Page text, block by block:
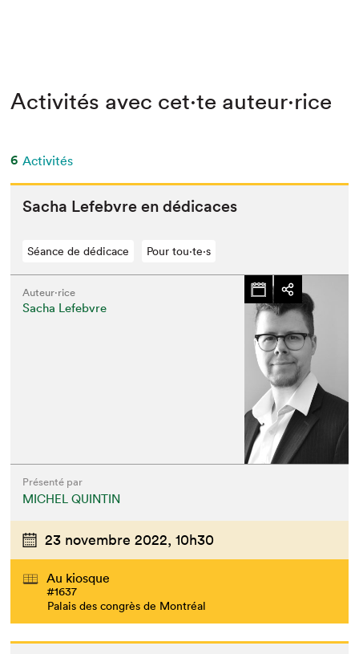
Activités avec cet·te auteur·rice
6 Activités
Sacha Lefeb­vre en dédicaces
Séance de dédicace Pour tou⋅te⋅s
Auteur·rice
Sacha Lefebvre
Présenté par
MICHEL QUINTIN
23 novembre 2022, 10h30
Au kiosque
#1637
Palais des congrès de Montréal